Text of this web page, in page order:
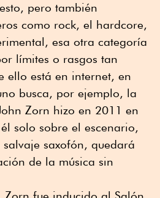
pero también
como rock, el hardcore,
esa otra categoría
límites o rasgos tan
ello está en internet, en
busca, por ejemplo, la
Zorn hizo en 2011 en
solo sobre el escenario,
saxofón, quedará
de la música sin